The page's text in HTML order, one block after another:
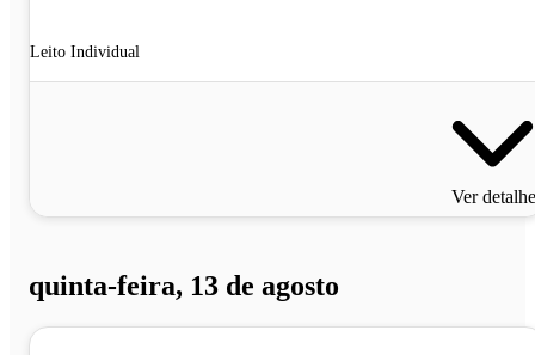
Leito Individual
Ver
quinta-feira, 13 de agosto